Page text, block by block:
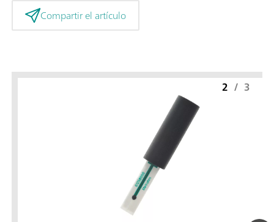
Compartir el artículo
2 / 3